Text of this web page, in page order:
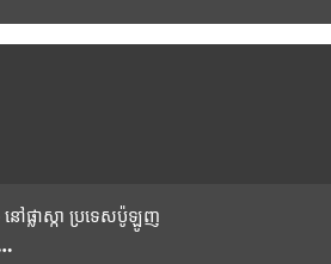
នៅផ្លាស្កា ប្រទេសប៉ូឡូញ